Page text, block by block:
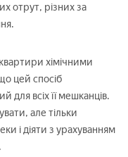
отрут, різних за
хімічними
цей спосіб
для всіх її мешканців.
але тільки
і діяти з урахуванням